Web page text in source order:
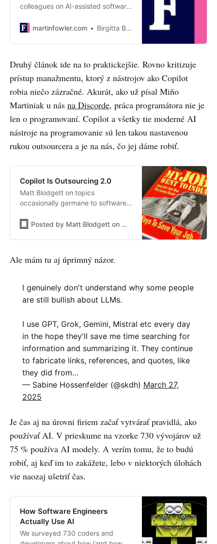
colleagues on AI-assisted software
martinfowler.com
Birgitta Böckeler
Druhý článok ide na to praktickejšie. Rovno kritizuje
prístup manažmentu, ktorý z nástrojov ako Copilot
robia niečo zázračné. Akurát, ako už písal Miňo
Martiniak u nás na Discorde, práca programátora nie je
len o programovaní. Copilot a všetky tie moderné AI
nástroje na programovanie sú len takou nastavenou
rukou outsourcera a je na nás, čo jej dáme robiť.
Copilot Is Outsourcing 2.0
Matt Blodgett on topics
occasionally germane to software
Posted by Matt Blodgett on Wednesday, March 26, 2025
Ale mám tu aj úprimný názor.
I genuinely don't understand why some people
are still bullish about LLMs.
I use GPT, Grok, Gemini, Mistral etc every day
in the hope they'll save me time searching for
information and summarizing it. They continue
to fabricate links, references, and quotes, like
they did from…
— Sabine Hossenfelder (@skdh) March 27,
2025
Je čas aj na úrovni firiem začať vytvárať pravidlá, ako
používať AI. V prieskume na vzorke 730 vývojárov už
75 % používa AI modely. A verím tomu, že to budú
robiť, aj keď im to zakážete, lebo v niektorých úlohách
vie naozaj ušetriť čas.
How Software Engineers
Actually Use AI
We surveyed 730 coders and